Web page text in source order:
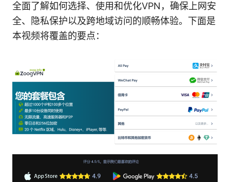
全面了解如何选择、使用和优化VPN，确保上网安
全、隐私保护以及跨地域访问的顺畅体验。下面是
本视频将覆盖的要点：